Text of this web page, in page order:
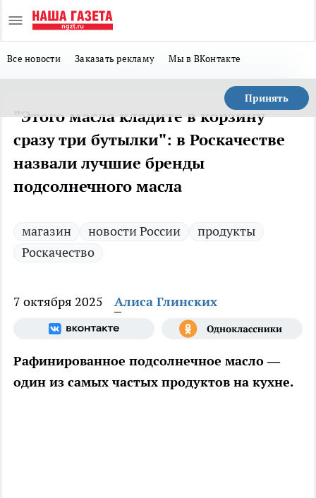
Все новости Заказать рекламу Мы в ВКонтакте
Принять
"Этого масла кладите в корзину
сразу три бутылки": в Роскачестве
назвали лучшие бренды
подсолнечного масла
магазин новости России
продукты
Роскачество
7 октября 2025 Алиса Глинских
Рафинированное подсолнечное масло —
один из самых частых продуктов на кухне.